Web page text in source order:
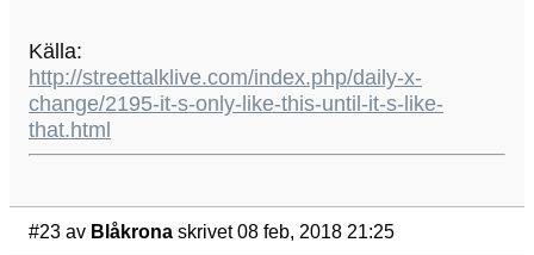
Källa:
http://streettalklive.com/index.php/daily-x-
change/2195-it-s-only-like-this-until-it-s-like-
that.html
#23 av Blåkrona skrivet 08 feb, 2018 21:25